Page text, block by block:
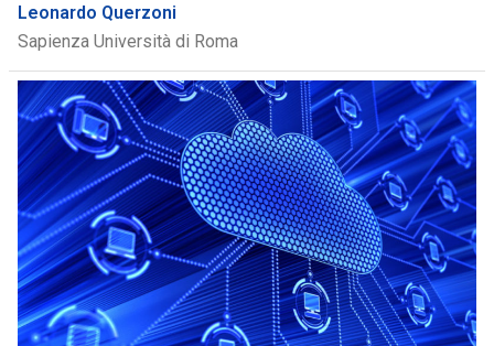
Leonardo Querzoni
Sapienza Università di Roma